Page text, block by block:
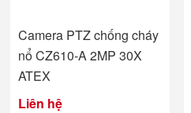
Camera PTZ chống cháy
nổ CZ610-A 2MP 30X
ATEX
Liên hệ